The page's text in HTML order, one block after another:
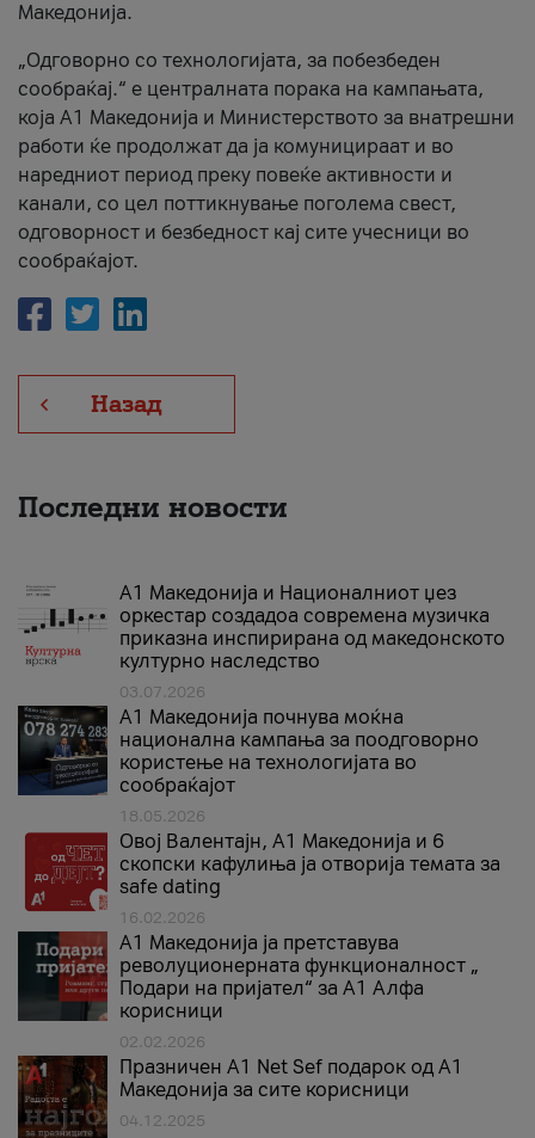
Македонија.
„Одговорно со технологијата, за побезбеден
сообраќај.“ е централната порака на кампањата,
која A1 Македонија и Министерството за внатрешни
работи ќе продолжат да ја комуницираат и во
наредниот период преку повеќе активности и
канали, со цел поттикнување поголема свест,
одговорност и безбедност кај сите учесници во
сообраќајот.
Назад
Последни новости
А1 Македонија и Националниот џез
оркестар создадоа современа музичка
приказна инспирирана од македонското
културно наследство
03.07.2026
A1 Македонија почнува моќна
национална кампања за поодговорно
користење на технологијата во
сообраќајот
18.05.2026
Овој Валентајн, A1 Македонија и 6
скопски кафулиња ја отворија темата за
safe dating
16.02.2026
А1 Македонија ја претставува
револуционерната функционалност „
Подари на пријател“ за А1 Алфа
корисници
02.02.2026
Празничен A1 Net Sеf подарок од А1
Македонија за сите корисници
04.12.2025